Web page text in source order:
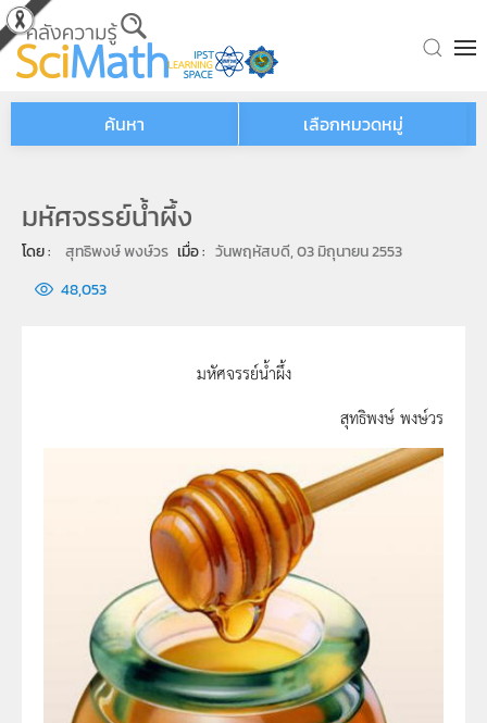
Skip to main content
ค้นหา เลือกหมวดหมู่
มหัศจรรย์น้ำผึ้ง
โดย : สุทธิพงษ์ พงษ์วร เมื่อ : วันพฤหัสบดี, 03 มิถุนายน 2553
48,053
มหัศจรรย์น้ำผึ้ง
สุทธิพงษ์ พงษ์วร